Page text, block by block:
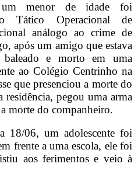
um menor de idade foi
Tático Operacional de
análogo ao crime de
após um amigo que estava
baleado e morto em uma
ao Colégio Centrinho na
que presenciou a morte do
pegou uma arma
morte do companheiro.
18/06, um adolescente foi
frente a uma escola, ele foi
aos ferimentos e veio à